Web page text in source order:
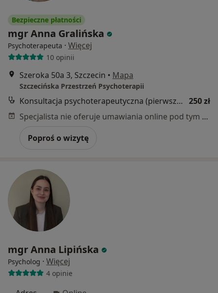
Bezpieczne płatności
mgr Anna Gralińska
Psychoterapeuta · Więcej
10 opinii
Szeroka 50a 3, Szczecin • Mapa
Szczecińska Przestrzeń Psychoterapii
Konsultacja psychoterapeutyczna (pierwsza wizyta) 250 zł
Specjalista nie oferuje umawiania online pod tym adresem.
Poproś o wizytę
mgr Anna Lipińska
Psycholog · Więcej
4 opinie